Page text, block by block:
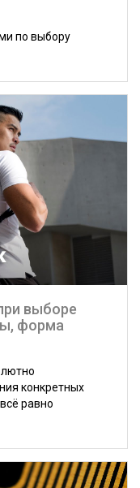
по выбору
выборе
форма
конкретных
равно